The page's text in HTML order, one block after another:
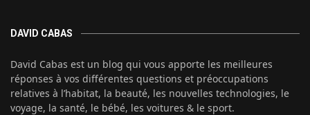
DAVID CABAS
David Cabas est un blog qui vous apporte les meilleures
réponses à vos différentes questions et préoccupations
relatives à l’habitat, la beauté, les nouvelles technologies, le
voyage, la santé, le bébé, les voitures & le sport.